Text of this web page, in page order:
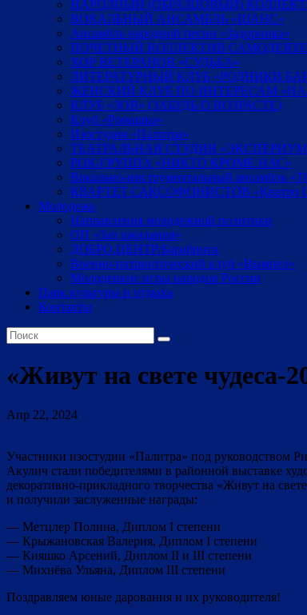
НАРОДНЫЙ (ОБРАЗЦОВЫЙ)
ВОКАЛЬНЫЙ АНСАМБЛЬ «ШАНС»
Ансамбль народной песни «Задоринка»
ПОЧЕТНЫЙ КОЛЛЕКТИВ
ХОР ВЕТЕРАНОВ «СУДЬБА»
ЛИТЕРАТУРНЫЙ КЛУБ «РОДНИКИ
ЖЕНСКИЙ КЛУБ ПО ИНТЕРЕСАМ
КЛУБ «ЗОВ» (ЗАБУДЬ О ВОЗРАСТЕ)
Клуб «Ромашка»
Изостудия «Палитра»
ТЕАТРАЛЬНАЯ СТУДИЯ
РОК-ГРУППА «НИКТО КРОМЕ НАС»
Вокально-инструментальный ансамбль
КВАРТЕТ САКСОФОНИСТОВ «Кватро
Молодежь
Направления молодежной политики
ОП «Зал ожидания»
ДОБРО.ЦЕНТР/Барабинск
Военно-патриотический клуб «Вымпел»
Молодецкие игры народов России
Парк культуры и отдыха
Контакты
«Живут на свете чудеса-
Апр 22, 2024
Участники изостудии «Палитра» под руководством
Акулич стали победителями в районной выставке
декоративно-прикладного творчества «Живут на
и получили заслуженные награды:
— Метцлер Полина, Диплом I степени
— Крыжановская Валерия, Диплом I степени
— Кияшко Арсений, Диплом II и III степени
— Михнёва Ульяна, Диплом III степени
Поздравляем юные дарования и их руководителя!